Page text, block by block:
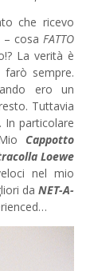
che ricevo
cosa FATTO
La verità è
sempre.
ero un
Tuttavia
In particolare
Cappotto
Loewe
nel mio
da NET-A-